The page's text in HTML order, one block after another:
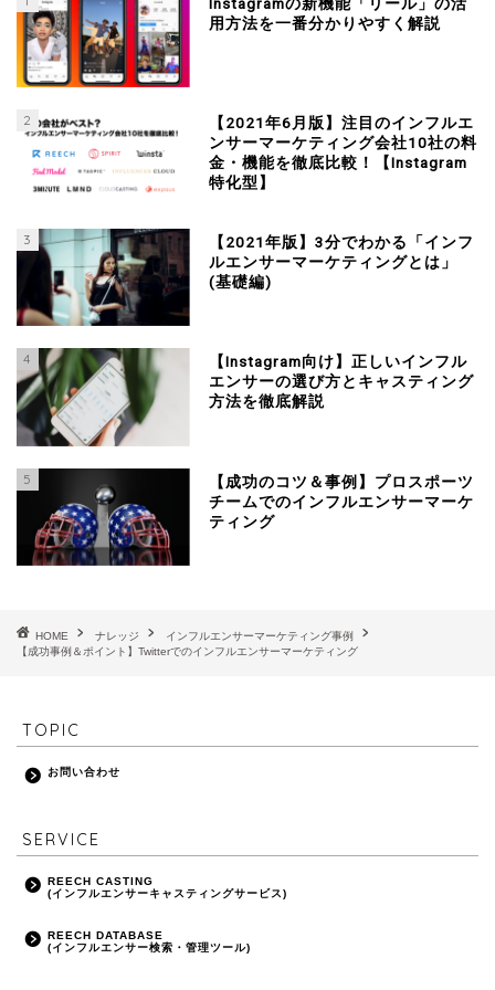
用方法を一番分かりやすく解説
2
【2021年6月版】注目のインフルエ
ンサーマーケティング会社10社の料
金・機能を徹底比較！【Instagram
特化型】
3
【2021年版】3分でわかる「インフ
ルエンサーマーケティングとは」
(基礎編)
4
【Instagram向け】正しいインフル
エンサーの選び方とキャスティング
方法を徹底解説
5
【成功のコツ＆事例】プロスポーツ
チームでのインフルエンサーマーケ
ティング
HOME ナレッジ
インフルエンサーマーケティング事例
【成功事例＆ポイント】Twitterでのインフルエンサーマーケティング
TOPIC
お問い合わせ
SERVICE
REECH CASTING
(インフルエンサーキャスティングサービス)
REECH DATABASE
(インフルエンサー検索・管理ツール)
お問い合わせ